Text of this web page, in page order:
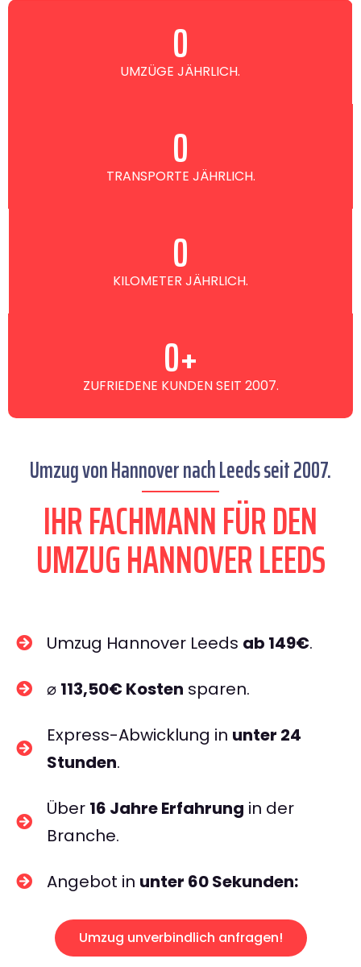
UMZÜGE JÄHRLICH.
0
TRANSPORTE JÄHRLICH.
0
KILOMETER JÄHRLICH.
0
ZUFRIEDENE KUNDEN SEIT 2007.
0+
Umzug von Hannover nach Leeds seit 2007.
IHR FACHMANN FÜR DEN
UMZUG HANNOVER LEEDS
Umzug Hannover Leeds ab 149€.
⌀ 113,50€ Kosten sparen.
Express-Abwicklung in unter 24
Stunden.
Über 16 Jahre Erfahrung in der
Branche.
Angebot in unter 60 Sekunden:
Umzug unverbindlich anfragen!